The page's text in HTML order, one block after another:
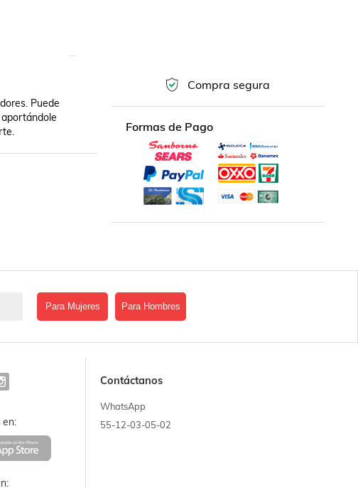
Puede
Compra segura
Formas de Pago
Para Mujeres Para Hombres
en:
Contáctanos
WhatsApp
55-12-03-05-02